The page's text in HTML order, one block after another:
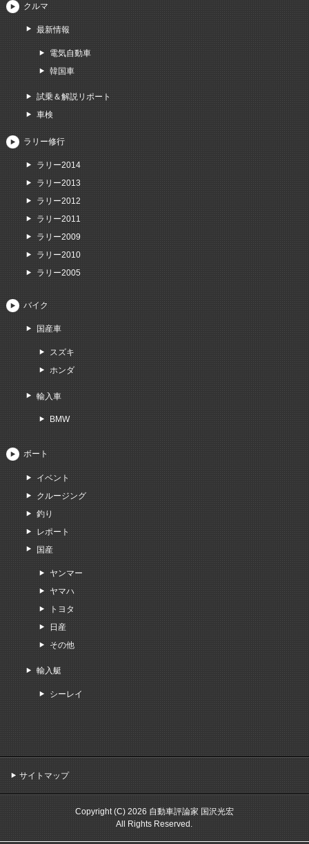
クルマ
最新情報
電気自動車
韓国車
試乗＆解説リポート
車検
ラリー修行
ラリー2014
ラリー2013
ラリー2012
ラリー2011
ラリー2009
ラリー2010
ラリー2005
バイク
国産車
スズキ
ホンダ
輸入車
BMW
ボート
イベント
クルージング
釣り
レポート
国産
ヤンマー
ヤマハ
トヨタ
日産
その他
輸入艇
シーレイ
サイトマップ
Copyright (C) 2026 自動車評論家 国沢光宏
All Rights Reserved.